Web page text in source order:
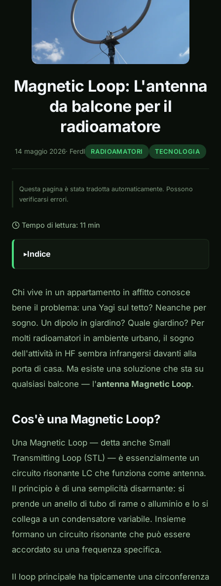
Magnetic Loop: L'antenna
da balcone per il
radioamatore
14 maggio 2026· Ferdl RADIOAMATORI TECNOLOGIA
Questa pagina è stata tradotta automaticamente. Possono
verificarsi errori.
Tempo di lettura: 11 min
Indice
Chi vive in un appartamento in affitto conosce
bene il problema: una Yagi sul tetto? Neanche per
sogno. Un dipolo in giardino? Quale giardino? Per
molti radioamatori in ambiente urbano, il sogno
dell'attività in HF sembra infrangersi davanti alla
porta di casa. Ma esiste una soluzione che sta su
qualsiasi balcone — l'antenna Magnetic Loop.
Cos'è una Magnetic Loop?
Una Magnetic Loop — detta anche Small
Transmitting Loop (STL) — è essenzialmente un
circuito risonante LC che funziona come antenna.
Il principio è di una semplicità disarmante: si
prende un anello di tubo di rame o alluminio e lo si
collega a un condensatore variabile. Insieme
formano un circuito risonante che può essere
accordato su una frequenza specifica.
Il loop principale ha tipicamente una circonferenza